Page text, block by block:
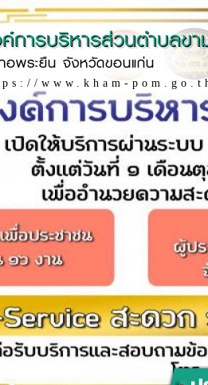
การบริหารส่วนตำบลข
อพระยืน จังหวัดขอนแก่น
www.kham-